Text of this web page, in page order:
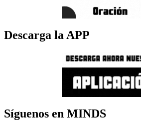
Descarga la APP
Síguenos en MINDS